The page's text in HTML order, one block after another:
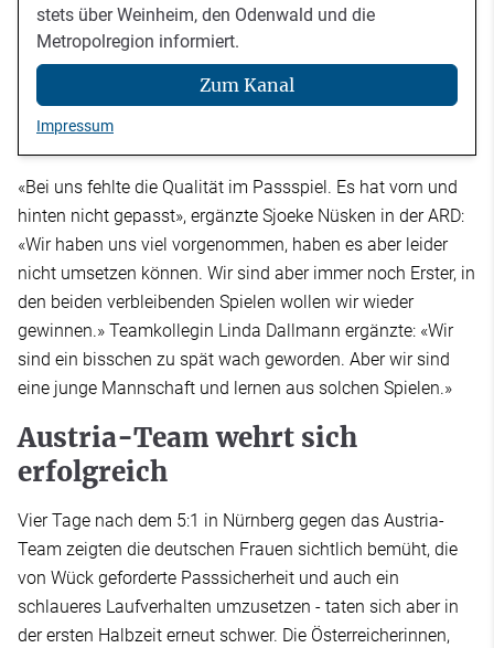
stets über Weinheim, den Odenwald und die
Metropolregion informiert.
Zum Kanal
Impressum
«Bei uns fehlte die Qualität im Passspiel. Es hat vorn und
hinten nicht gepasst», ergänzte Sjoeke Nüsken in der ARD:
«Wir haben uns viel vorgenommen, haben es aber leider
nicht umsetzen können. Wir sind aber immer noch Erster, in
den beiden verbleibenden Spielen wollen wir wieder
gewinnen.» Teamkollegin Linda Dallmann ergänzte: «Wir
sind ein bisschen zu spät wach geworden. Aber wir sind
eine junge Mannschaft und lernen aus solchen Spielen.»
Austria-Team wehrt sich
erfolgreich
Vier Tage nach dem 5:1 in Nürnberg gegen das Austria-
Team zeigten die deutschen Frauen sichtlich bemüht, die
von Wück geforderte Passsicherheit und auch ein
schlaueres Laufverhalten umzusetzen - taten sich aber in
der ersten Halbzeit erneut schwer. Die Österreicherinnen,